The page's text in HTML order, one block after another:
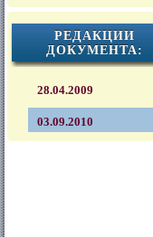
РЕДАКЦИИ
ДОКУМЕНТА:
28.04.2009
03.09.2010